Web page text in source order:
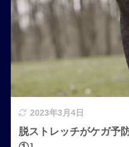
2023年3月4日
脱ストレッチがケガ予